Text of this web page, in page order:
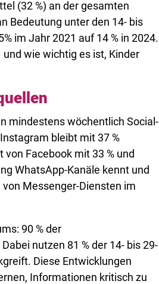
(32 %) an der gesamten
Bedeutung unter den 14- bis
im Jahr 2021 auf 14 % in 2024.
wie wichtig es ist, Kinder
mindestens wöchentlich Social-
bleibt mit 37 %
Facebook mit 33 % und
WhatsApp-Kanäle kennt und
Messenger-Diensten im
90 % der
nutzen 81 % der 14- bis 29-
Diese Entwicklungen
Informationen kritisch zu